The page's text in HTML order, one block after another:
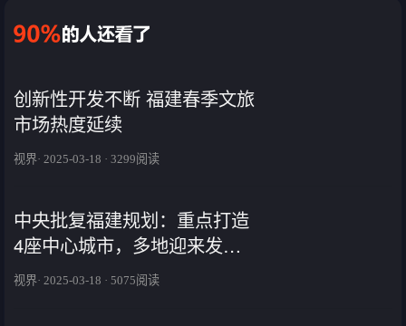
创新性开发不断 福建春季文旅
市场热度延续
视界· 2025-03-18 · 3299阅读
中央批复福建规划：重点打造
4座中心城市，多地迎来发展
新机遇！
视界· 2025-03-18 · 5075阅读